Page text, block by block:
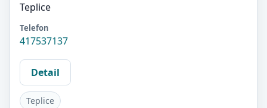
Teplice
Telefon
417537137
Detail
Teplice